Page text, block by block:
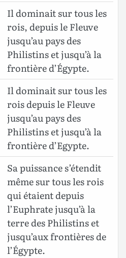
Il dominait sur tous les
rois, depuis le Fleuve
jusqu’au pays des
Philistins et jusqu’à la
frontière d’Égypte.
Il dominait sur tous les
rois depuis le Fleuve
jusqu’au pays des
Philistins et jusqu’à la
frontière d’Egypte.
Sa puissance s’étendit
même sur tous les rois
qui étaient depuis
l’Euphrate jusqu’à la
terre des Philistins et
jusqu’aux frontières de
l’Égypte.